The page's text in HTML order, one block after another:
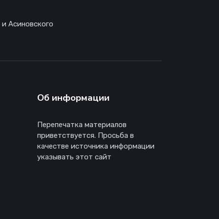
Асиновского
Об информации
Перепечатка материалов
приветствуется. Просьба в
качестве источника информации
указывать этот сайт